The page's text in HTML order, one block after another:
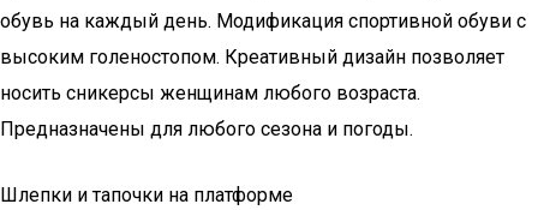
обувь на каждый день. Модификация спортивной обуви с
высоким голеностопом. Креативный дизайн позволяет
носить сникерсы женщинам любого возраста.
Предназначены для любого сезона и погоды.
Шлепки и тапочки на платформе